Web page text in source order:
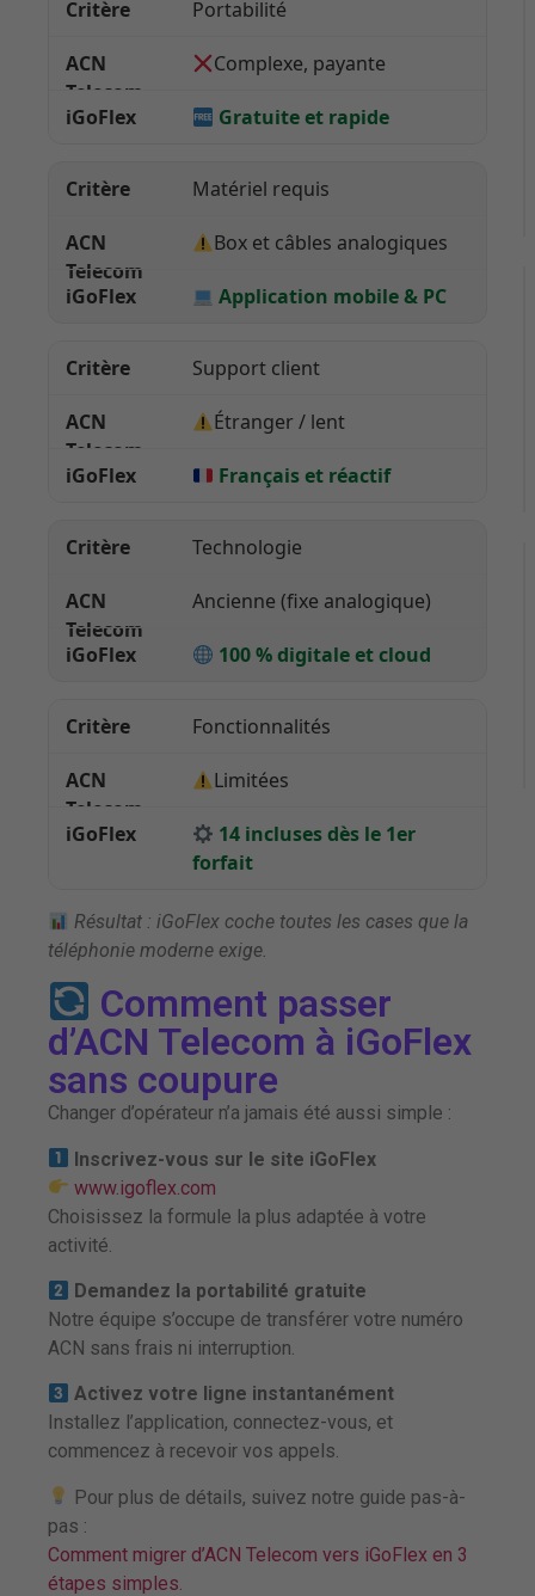
Portabilité
Complexe, payante
Gratuite et rapide
Matériel requis
Box et câbles analogiques
Application mobile & PC
Support client
Étranger / lent
Français et réactif
Technologie
Ancienne (fixe analogique)
100 % digitale et cloud
Fonctionnalités
Limitées
14 incluses dès le 1er
forfait
Résultat : iGoFlex coche toutes les cases que la
téléphonie moderne exige.
Comment passer
d’ACN Telecom à iGoFlex
sans coupure
Changer d’opérateur n’a jamais été aussi simple :
Inscrivez-vous sur le site iGoFlex
www.igoflex.com
Choisissez la formule la plus adaptée à votre
activité.
Demandez la portabilité gratuite
Notre équipe s’occupe de transférer votre numéro
ACN sans frais ni interruption.
Activez votre ligne instantanément
Installez l’application, connectez-vous, et
commencez à recevoir vos appels.
Pour plus de détails, suivez notre guide pas-à-
pas :
Comment migrer d’ACN Telecom vers iGoFlex en 3
étapes simples.